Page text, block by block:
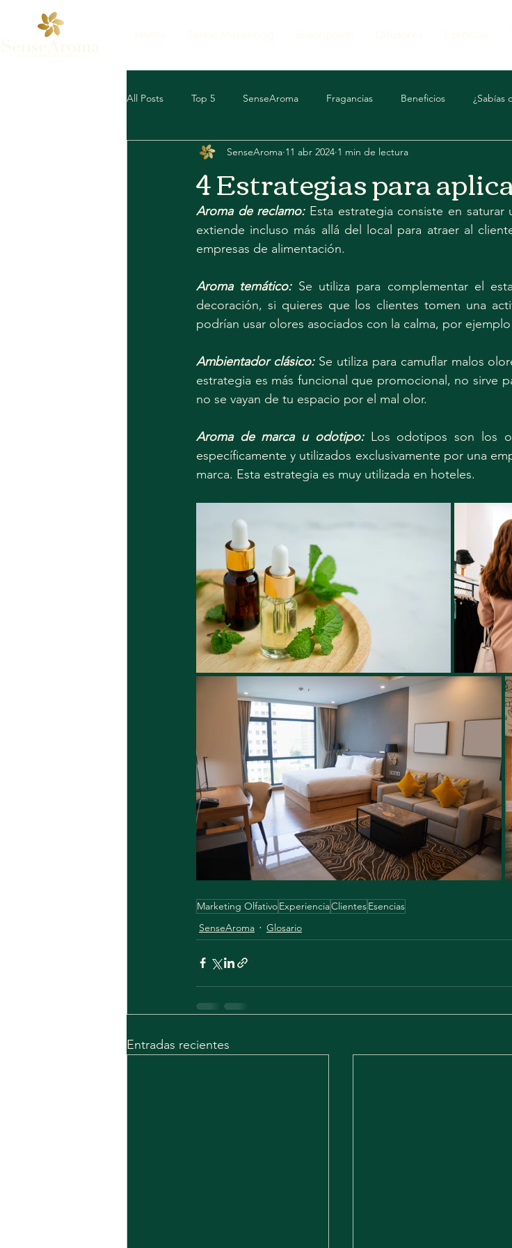
All Posts Top 5 SenseAroma Fragancias Beneficios ¿Sabías
Marketing Sensorial Top 3 Top 10
4 Estrategias para
SenseAroma 11 abr 2024 1 min de lectura
Aroma de reclamo: Esta estrategia consiste en
extiende incluso más allá del local para atraer al
empresas de alimentación.
Aroma temático: Se utiliza para complementar el
decoración, si quieres que los clientes tomen una
podrían usar olores asociados con la calma, por
Ambientador clásico: Se utiliza para camuflar malos
estrategia es más funcional que promocional, no sirve
no se vayan de tu espacio por el mal olor.
Aroma de marca u odotipo: Los odotipos son los
específicamente y utilizados exclusivamente por una
marca. Esta estrategia es muy utilizada en hoteles.
Marketing OlfativoExperienciaClientesEsencias
SenseAroma
Glosario
Entradas recientes